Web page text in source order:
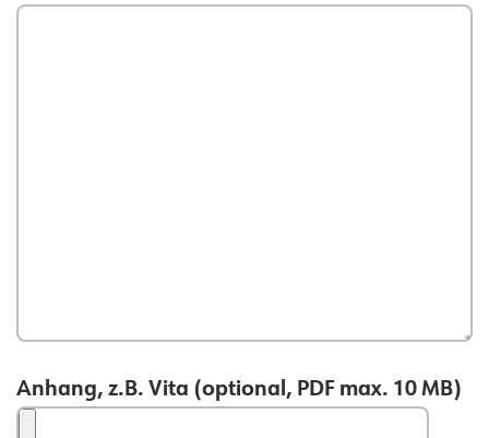
Anhang, z.B. Vita (optional, PDF max. 10 MB)